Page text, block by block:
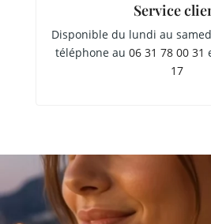
Service
Disponible du lundi au
téléphone au06 31 78 00 31
17